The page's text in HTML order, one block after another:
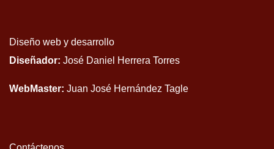
Diseño web y desarrollo
Diseñador: José Daniel Herrera Torres
WebMaster: Juan José Hernández Tagle